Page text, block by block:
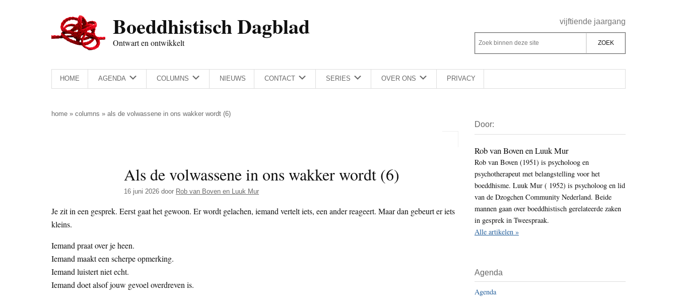
Boeddhistisch Dagblad
Ontwart en ontwikkelt
Rechts
vijftiende jaargang
Z
o
e
k
d
e
z
e
s
i
t
e
Z
o
k
b
n
n
e
z
e
s
i
HOME AGENDA COLUMNS NIEUWS CONTACT SERIES OVER ONS PRIVACY
home » columns » als de volwassene in ons wakker wordt (6)
Als de volwassene in ons wakker wordt (6)
16 juni 2026 door Rob van Boven en Luuk Mur
Je zit in een gesprek. Eerst gaat het gewoon. Er wordt gelachen, iemand vertelt iets, een ander reageert. Maar dan gebeurt er iets
kleins.
Iemand praat over je heen.
Iemand maakt een scherpe opmerking.
Iemand luistert niet echt.
Iemand doet alsof jouw gevoel overdreven is.
Sidebar
Door:
Rob van Boven en Luuk Mur
Rob van Boven (1951) is psycholoog en
psychotherapeut met belangstelling voor het
boeddhisme. Luuk Mur ( 1952) is psycholoog en lid
van de Dzogchen Community Nederland. Beide
mannen gaan over boeddhistisch gerelateerde zaken
in gesprek in Tweespraak.
Alle artikelen »
Agenda
Agenda